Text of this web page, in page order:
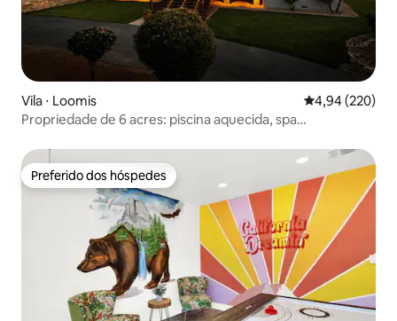
Vila ⋅ Loomis 4,94 de uma
4,94 (220)
Propriedade de 6 acres: piscina aquecida, spa
Preferido dos hóspedes
Preferido dos hóspedes